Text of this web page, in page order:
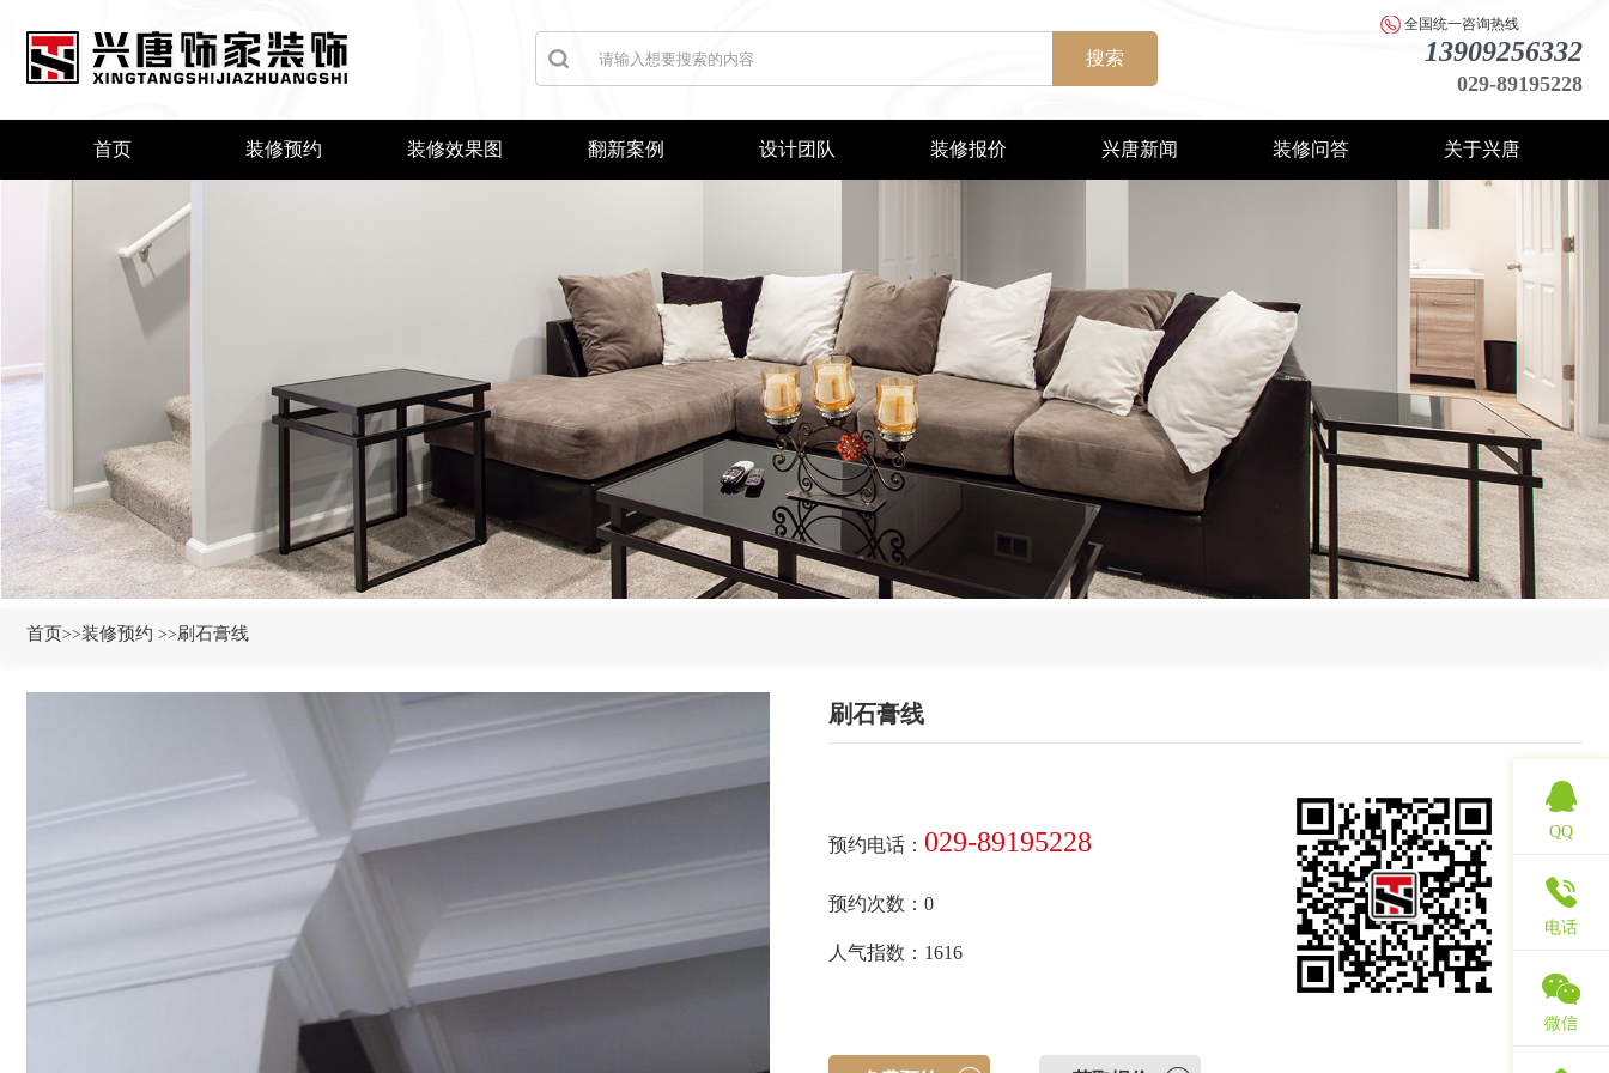
搜索
全国统一咨询热线
13909256332
029-89195228
首页 装修预约 装修效果图 翻新案例 设计团队 装修报价 兴唐新闻 装修问答 关于兴唐
首页>>装修预约 >>刷石膏线
刷石膏线
预约电话： 029-89195228
预约次数：0
人气指数：1616
QQ
电话
微信